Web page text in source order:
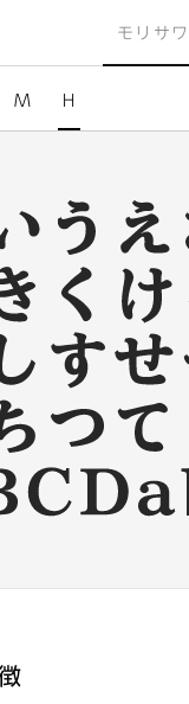
モリサ
M H